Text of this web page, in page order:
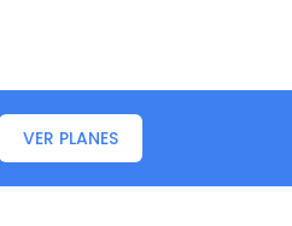
VER PLANES